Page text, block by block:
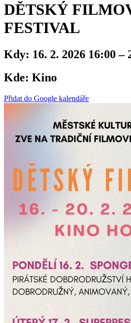
DĚTSKÝ
FESTIVAL
Kdy: 16. 2. 2026 16:00 –
Kde: Kino
Přidat do Google kalendáře